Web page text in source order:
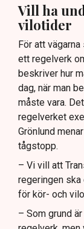
Vill ha
vilotider
För att
ett regelverk
beskriver hur
dag, när man
måste vara.
regelverket
Grönlund
tågstopp.
– Vi vill att
regeringen ska
för kör- och
– Som grund